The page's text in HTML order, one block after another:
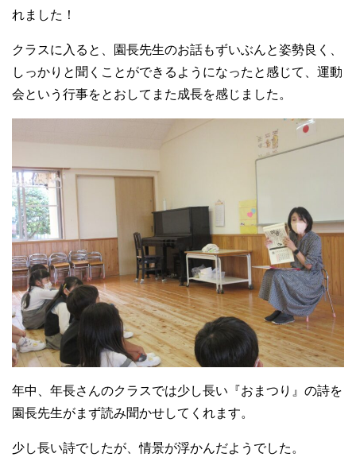
れました！
クラスに入ると、園長先生のお話もずいぶんと姿勢良く、
しっかりと聞くことができるようになったと感じて、運動
会という行事をとおしてまた成長を感じました。
年中、年長さんのクラスでは少し長い『おまつり』の詩を
園長先生がまず読み聞かせしてくれます。
少し長い詩でしたが、情景が浮かんだようでした。